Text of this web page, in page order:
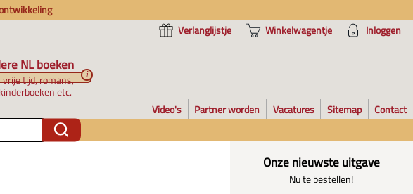
Verlanglijstje
Winkelwagentje Inloggen
NL boeken
vrije tijd, romans,
etc.
i
Video's Partner worden Vacatures Sitemap Contact
Onze nieuwste uitgave
Nu te bestellen!